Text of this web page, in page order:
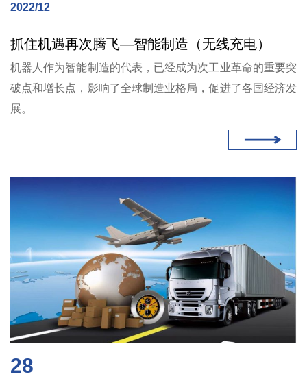
2022/12
抓住机遇再次腾飞—智能制造（无线充电）
机器人作为智能制造的代表，已经成为次工业革命的重要突
破点和增长点，影响了全球制造业格局，促进了各国经济发
展。
28